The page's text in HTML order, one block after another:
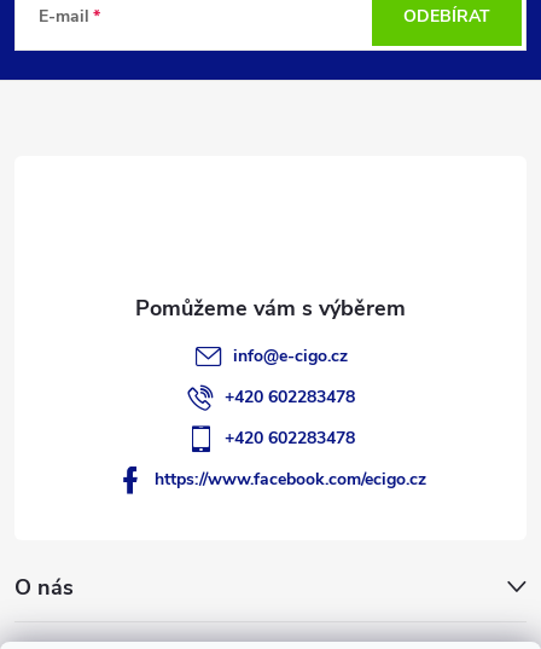
p
E-mail ODEBÍRAT
O nás
info@e-cigo.cz
+420 602283478
+420 602283478
https://www.facebook.com/ecigo.cz